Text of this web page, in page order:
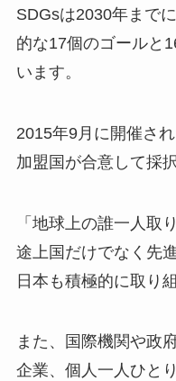
SDGsは2030年まで
的な17個のゴールと
います。
2015年9月に開催さ
加盟国が合意して採
「地球上の誰一人取
途上国だけでなく先
日本も積極的に取り
また、国際機関や政
企業、個人一人ひと